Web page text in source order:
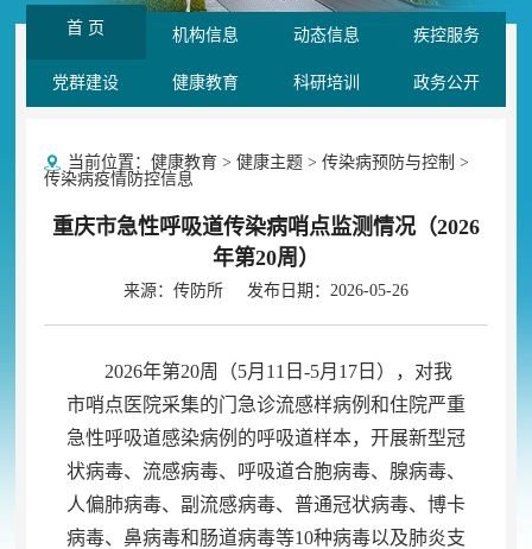
首 页 机构信息 动态信息 疾控服务
党群建设 健康教育 科研培训 政务公开
当前位置： 健康教育> 健康主题> 传染病预防与控制 >
传染病疫情防控信息
重庆市急性呼吸道传染病哨点监测情况（2026
年第20周）
来源：传防所 发布日期：2026-05-26
2026年第20周（5月11日-5月17日） ， 对我
市哨点医院采集的门急诊流感样病例和住院严重
急性呼吸道感染病例的呼吸道样本，开展新型冠
状病毒、流感病毒、呼吸道合胞病毒、腺病毒、
人偏肺病毒、副流感病毒、普通冠状病毒、博卡
病毒、鼻病毒和肠道病毒等10种病毒以及肺炎支